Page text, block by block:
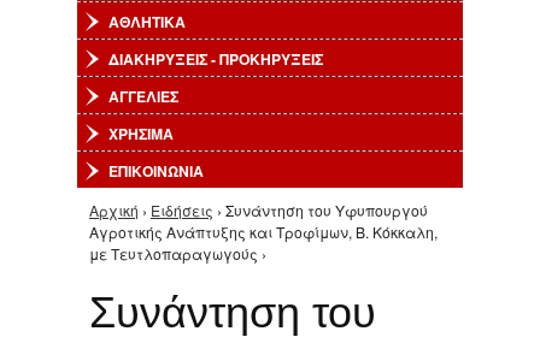
ΑΘΛΗΤΙΚΑ
ΔΙΑΚΗΡΥΞΕΙΣ - ΠΡΟΚΗΡΥΞΕΙΣ
ΑΓΓΕΛΙΕΣ
ΧΡΗΣΙΜΑ
ΕΠΙΚΟΙΝΩΝΙΑ
Είστε εδώ
Αρχική › Ειδήσεις › Συνάντηση του Υφυπουργού
Αγροτικής Ανάπτυξης και Τροφίμων, Β. Κόκκαλη,
με Τευτλοπαραγωγούς ›
Συνάντηση του